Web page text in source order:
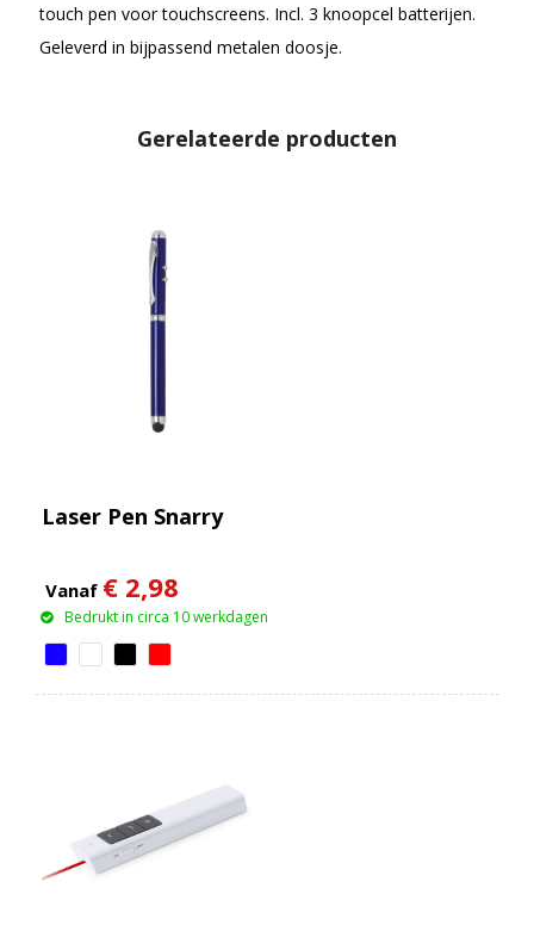
touch pen voor touchscreens. Incl. 3 knoopcel batterijen.
Geleverd in bijpassend metalen doosje.
Gerelateerde producten
Laser Pen Snarry
Vanaf € 2,98
Bedrukt in circa 10 werkdagen